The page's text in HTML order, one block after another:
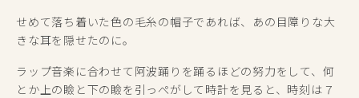
せめて落ち着いた色の毛糸の帽子であれば、あの目障りな大
きな耳を隠せたのに。
ラップ音楽に合わせて阿波踊りを踊るほどの努力をして、何
とか上の瞼と下の瞼を引っぺがして時計を見ると、時刻は７